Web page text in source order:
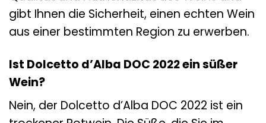
gibt Ihnen die Sicherheit, einen echten Wein
aus einer bestimmten Region zu erwerben.
Ist Dolcetto d’Alba DOC 2022 ein süßer
Wein?
Nein, der Dolcetto d’Alba DOC 2022 ist ein